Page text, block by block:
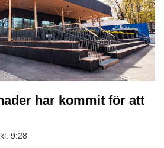
har kommit för att
9:28